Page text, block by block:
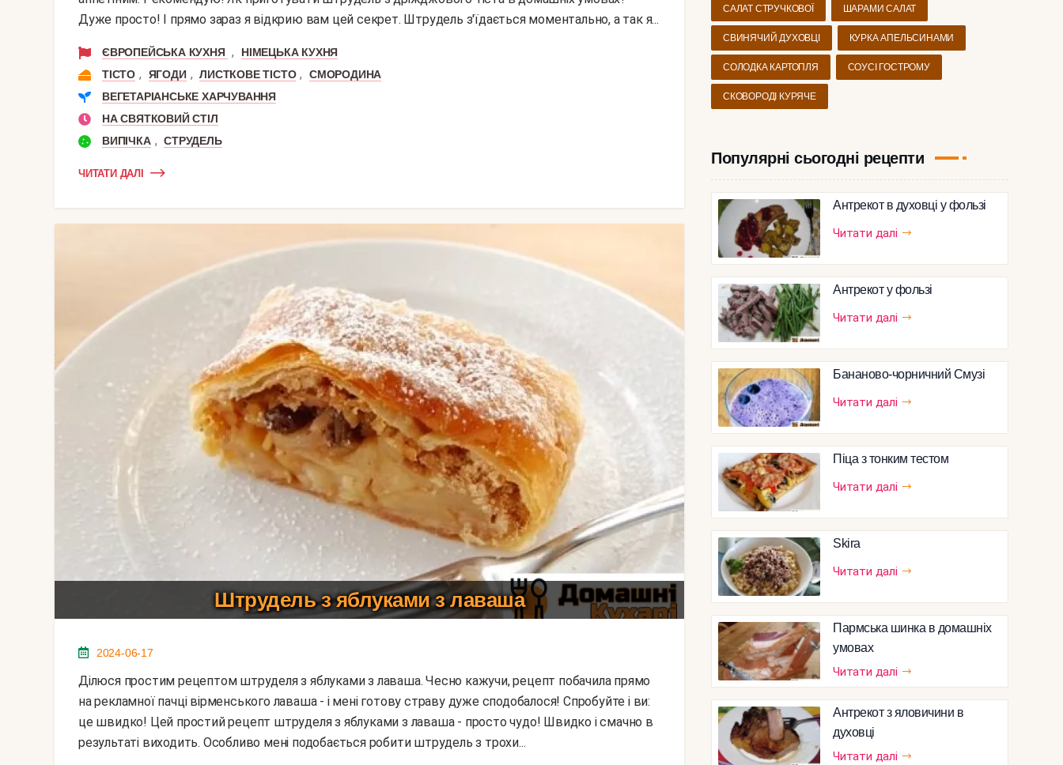
Дуже просто! І прямо зараз я відкрию вам цей секрет. Штрудель з'їдається моментально, а так я...
ЄВРОПЕЙСЬКА КУХНЯ ,
НІМЕЦЬКА КУХНЯ
ТІСТО , ЯГОДИ , ЛИСТКОВЕ ТІСТО ,
СМОРОДИНА
ВЕГЕТАРІАНСЬКЕ ХАРЧУВАННЯ
НА СВЯТКОВИЙ СТІЛ
ВИПІЧКА , СТРУДЕЛЬ
ЧИТАТИ ДАЛІ
Штрудель з яблуками з лаваша
2024-06-17
Ділюся простим рецептом штруделя з яблуками з лаваша. Чесно кажучи, рецепт побачила прямо
на рекламної пачці вірменського лаваша - і мені готову страву дуже сподобалося! Спробуйте і ви:
це швидко! Цей простий рецепт штруделя з яблуками з лаваша - просто чудо! Швидко і смачно в
результаті виходить. Особливо мені подобається робити штрудель з трохи...
САЛАТ СТРУЧКОВОЇ ШАРАМИ САЛАТ
СВИНЯЧИЙ ДУХОВЦІ КУРКА АПЕЛЬСИНАМИ
СОЛОДКА КАРТОПЛЯ СОУСІ ГОСТРОМУ
СКОВОРОДІ КУРЯЧЕ
Популярні сьогодні рецепти
Антрекот в духовці у фользі
Читати далі
Антрекот у фользі
Читати далі
Бананово-чорничний Смузі
Читати далі
Піца з тонким тестом
Читати далі
Skira
Читати далі
Пармська шинка в домашніх
умовах
Читати далі
Антрекот з яловичини в
духовці
Читати далі